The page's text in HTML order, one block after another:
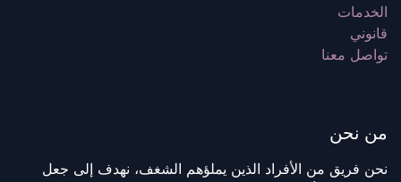
الخدمات
قانوني
تواصل معنا
من نحن
نحن فريق من الأفراد الذين يملؤهم الشغف، نهدف إلى جعل